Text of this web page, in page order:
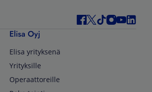
Elisa Oyj
Elisa yrityksenä
Yrityksille
Operaattoreille